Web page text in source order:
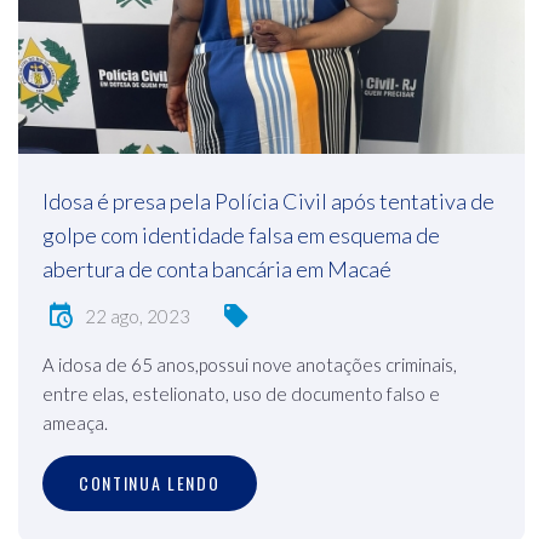
Idosa é presa pela Polícia Civil após tentativa de
golpe com identidade falsa em esquema de
abertura de conta bancária em Macaé
22 ago, 2023
A idosa de 65 anos,possui nove anotações criminais,
entre elas, estelionato, uso de documento falso e
ameaça.
CONTINUA LENDO